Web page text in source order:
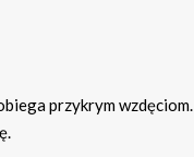
przykrym wzdęciom.